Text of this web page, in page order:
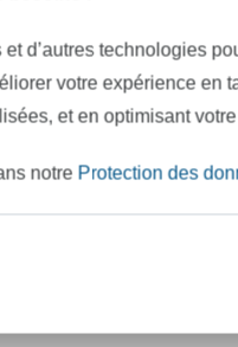
d’autres technologies
votre expérience en
et en optimisant
notre Protection des